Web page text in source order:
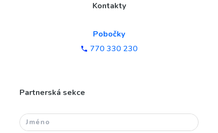
Kontakty
Pobočky
770 330 230
Partnerská sekce